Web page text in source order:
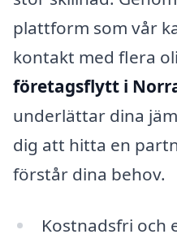
plattform som vår
kontakt med flera
företagsflytt i
underlättar dina
dig att hitta en
förstår dina behov.
Kostnadsfri och